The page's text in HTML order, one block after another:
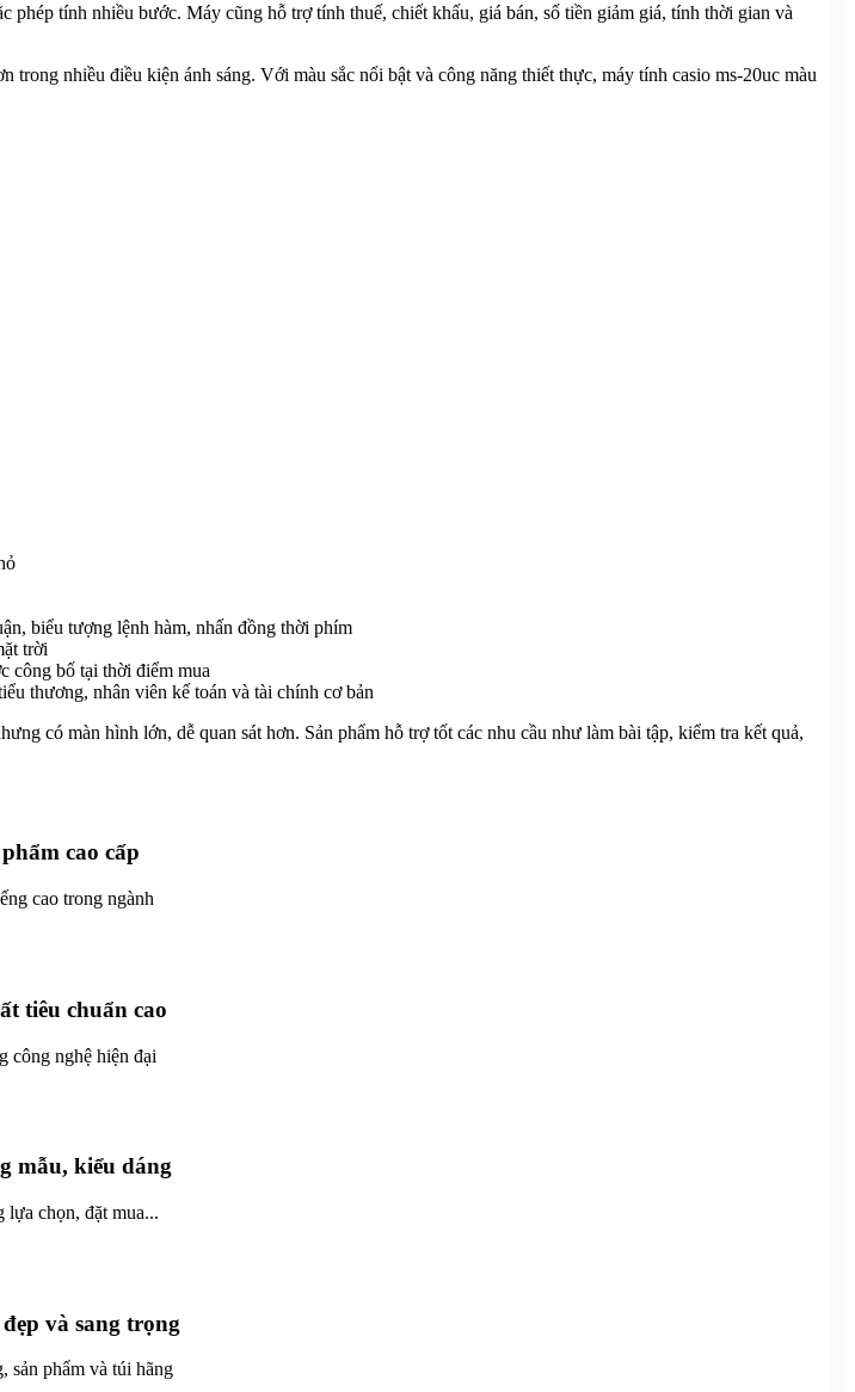
tính nhiều bước. Máy cũng hỗ trợ tính thuế, chiết khấu, giá bán, số tiền giảm giá, tính thời gian và
nhiều điều kiện ánh sáng. Với màu sắc nổi bật và công năng thiết thực, máy tính casio ms-20uc màu
biểu tượng lệnh hàm, nhấn đồng thời phím
trời
công bố tại thời điểm mua
thương, nhân viên kế toán và tài chính cơ bản
có màn hình lớn, dễ quan sát hơn. Sản phẩm hỗ trợ tốt các nhu cầu như làm bài tập, kiểm tra kết quả,
cao cấp
cao trong ngành
tiêu chuẩn cao
công nghệ hiện đại
mẫu, kiểu dáng
lựa chọn, đặt mua...
và sang trọng
sản phẩm và túi hãng